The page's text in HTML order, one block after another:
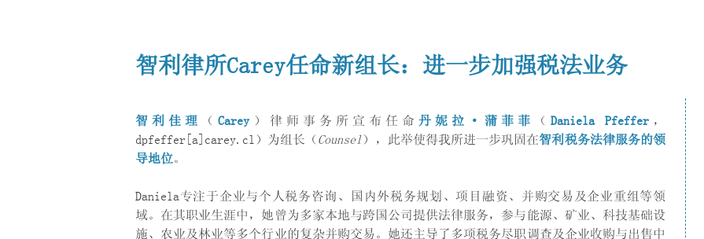
智利律所Carey任命新组长：进一步加强税法业务
智利佳理 （ Carey ）律师事务所宣布任命 丹妮拉·蒲菲菲 （ Daniela Pfeffer ，
dpfeffer[a]carey.cl）为组长（Counsel），此举使得我所进一步巩固在智利税务法律服务的领
导地位。
Daniela专注于企业与个人税务咨询、国内外税务规划、项目融资、并购交易及企业重组等领
域。在其职业生涯中，她曾为多家本地与跨国公司提供法律服务，参与能源、矿业、科技基础设
施、农业及林业等多个行业的复杂并购交易。她还主导了多项税务尽职调查及企业收购与出售中